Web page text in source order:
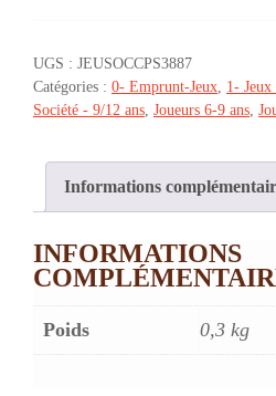
(EMPRUNT)
UGS : JEUSOCCPS3887
Catégories : 0- Emprunt-Jeux 1- Jeux
Société - 9/12 ans Joueurs 6-9 ans
Informations
INFORMATIONS
Poids 0,3 kg